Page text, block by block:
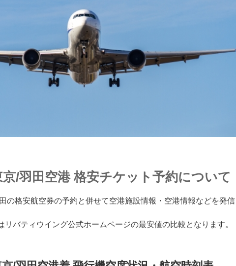
/羽田空港 格安チケット予約について
の格安航空券の予約と併せて空港施設情報・空港情報などを発信
リバティウイング公式ホームページの最安値の比較となります。